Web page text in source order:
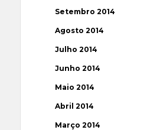
Setembro 2014
Agosto 2014
Julho 2014
Junho 2014
Maio 2014
Abril 2014
Março 2014